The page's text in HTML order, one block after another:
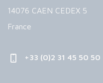
14076 CAEN CEDEX 5
France
+33 (0)2 31 45 50 50